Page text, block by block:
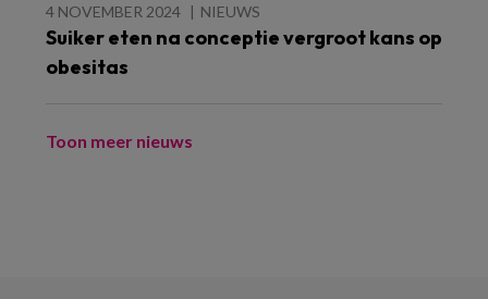
4 NOVEMBER 2024 NIEUWS
Suiker eten na conceptie vergroot kans op
obesitas
Toon meer nieuws